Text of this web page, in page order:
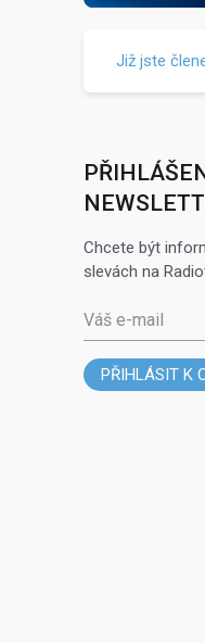
Již jste
Chcete být
slevách na
Váš e-mail
PŘIHLÁSIT K